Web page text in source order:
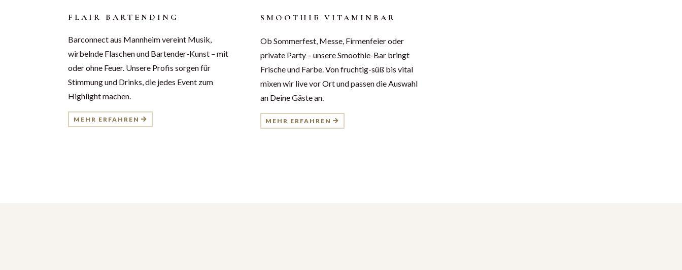
FLAIR BARTENDING
Barconnect aus Mannheim vereint Musik,
wirbelnde Flaschen und Bartender-Kunst – mit
oder ohne Feuer. Unsere Profis sorgen für
Stimmung und Drinks, die jedes Event zum
Highlight machen.
MEHR ERFAHREN
SMOOTHIE VITAMINBAR
Ob Sommerfest, Messe, Firmenfeier oder
private Party – unsere Smoothie-Bar bringt
Frische und Farbe. Von fruchtig-süß bis vital
mixen wir live vor Ort und passen die Auswahl
an Deine Gäste an.
MEHR ERFAHREN